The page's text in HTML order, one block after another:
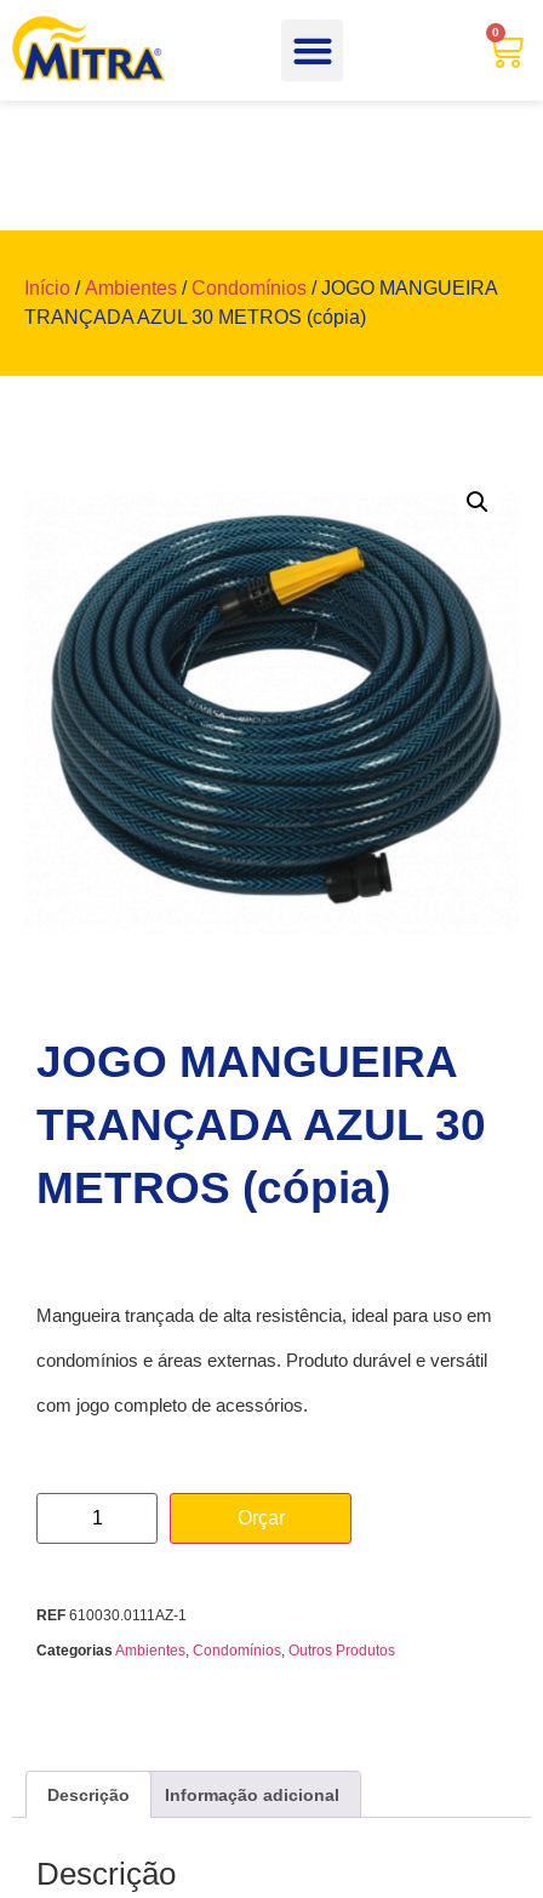
0
Início /Ambientes /Condomínios / JOGO MANGUEIRA
TRANÇADA AZUL 30 METROS (cópia)
JOGO MANGUEIRA
TRANÇADA AZUL 30
METROS (cópia)
Mangueira trançada de alta resistência, ideal para uso em
condomínios e áreas externas. Produto durável e versátil
com jogo completo de acessórios.
Orçar
REF 610030.0111AZ-1
Categorias Ambientes, Condomínios, Outros Produtos
Descrição Informação adicional
Descrição